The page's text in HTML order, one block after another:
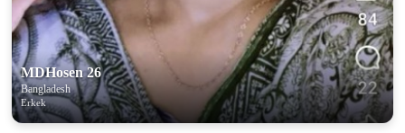
MDHosen 26
Bangladesh
Erkek